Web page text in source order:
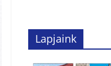
Lapjaink